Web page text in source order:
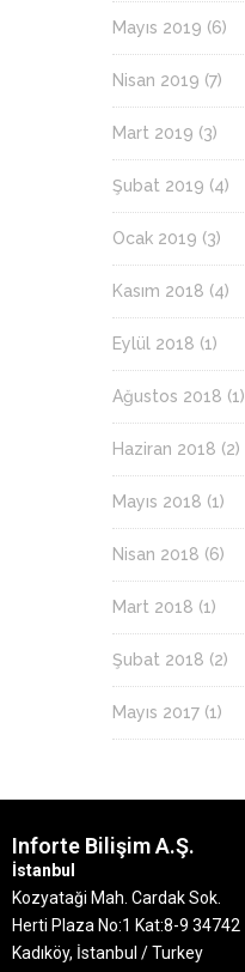
Mayıs 2019 (6)
Nisan 2019 (7)
Mart 2019 (3)
Şubat 2019 (4)
Ocak 2019 (3)
Kasım 2018 (4)
Eylül 2018 (1)
Ağustos 2018 (1)
Haziran 2018 (2)
Mayıs 2018 (1)
Nisan 2018 (6)
Mart 2018 (1)
Şubat 2018 (2)
Mayıs 2017 (1)
Inforte Bilişim A.Ş.
İstanbul
Kozyataği Mah. Cardak Sok.
Herti Plaza No:1 Kat:8-9 34742
Kadıköy, İstanbul / Turkey